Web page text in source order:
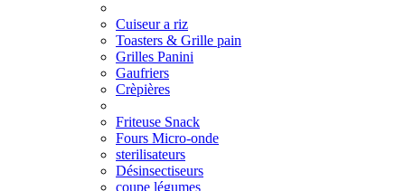
Cuiseur a riz
Toasters & Grille pain
Grilles Panini
Gaufriers
Crèpières
Friteuse Snack
Fours Micro-onde
sterilisateurs
Désinsectiseurs
coupe légumes